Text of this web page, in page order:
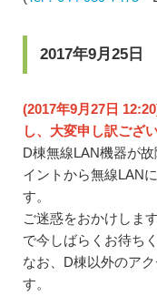
2017年9月25日
(2017年9月27日
し、大変申し訳ござ
D棟無線LAN機器が
イントから無線LAN
す。
ご迷惑をおかけしま
で今しばらくお待ち
なお、D棟以外のア
す。